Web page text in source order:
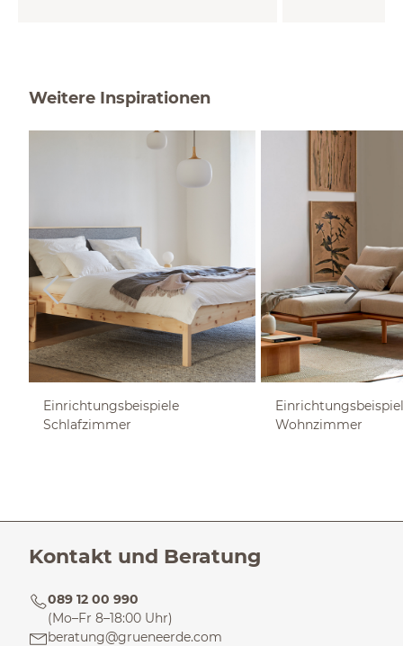
Weitere Inspirationen
Einrichtungsbeispiele
Schlafzimmer
Wohnzimmer
Kontakt und Beratung
089 12 00 990
(Mo–Fr 8–18:00 Uhr)
beratung@grueneerde.com